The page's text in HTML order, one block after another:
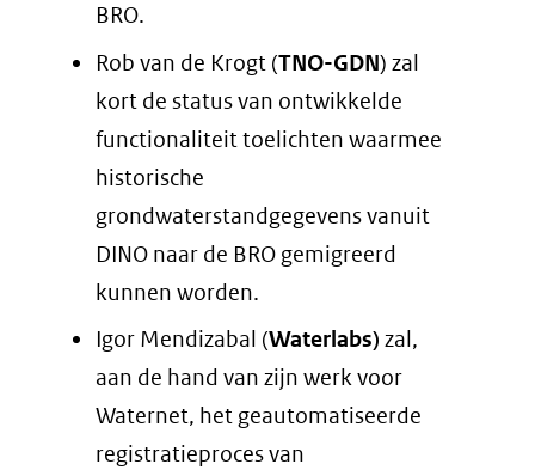
BRO.
Rob van de Krogt (TNO-GDN) zal
kort de status van ontwikkelde
functionaliteit toelichten waarmee
historische
grondwaterstandgegevens vanuit
DINO naar de BRO gemigreerd
kunnen worden.
Igor Mendizabal (Waterlabs) zal,
aan de hand van zijn werk voor
Waternet, het geautomatiseerde
registratieproces van